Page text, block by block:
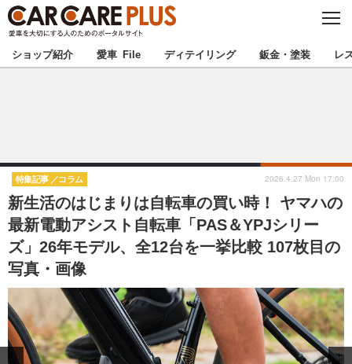
C
S
E
★カーケアプラス認定★ 厳選プロショップを地域から探す
甲信越 北陸
東海 関西
中国 四国
九州 沖縄
注目の記事
ショップレポート 愛車 File
ディテイリング
ショップ紹介 愛車 File ディテイリング 鈑金・塗装 レ
新生活のはじまりは自転車の買い時！ ヤマハの
最新電動アシスト自転車「PAS＆YPJシリー
ズ」26年モデル、全12台を一挙比較 107枚目の
写真・画像
特集記事 コラム 2026.4.27 Mon 17:00